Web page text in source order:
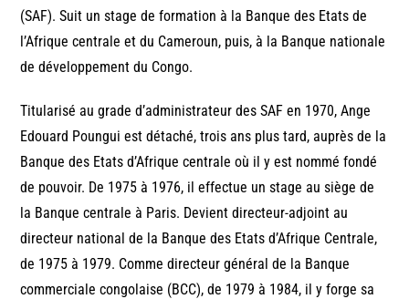
(SAF). Suit un stage de formation à la Banque des Etats de
l’Afrique centrale et du Cameroun, puis, à la Banque nationale
de développement du Congo.
Titularisé au grade d’administrateur des SAF en 1970, Ange
Edouard Poungui est détaché, trois ans plus tard, auprès de la
Banque des Etats d’Afrique centrale où il y est nommé fondé
de pouvoir. De 1975 à 1976, il effectue un stage au siège de
la Banque centrale à Paris. Devient directeur-adjoint au
directeur national de la Banque des Etats d’Afrique Centrale,
de 1975 à 1979. Comme directeur général de la Banque
commerciale congolaise (BCC), de 1979 à 1984, il y forge sa